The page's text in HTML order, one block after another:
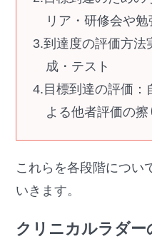
リア・研修会や
到達度の評価方法
成・テスト
目標到達の評価
よる他者評価の
これらを各段階につい
いきます。
クリニカルラダー